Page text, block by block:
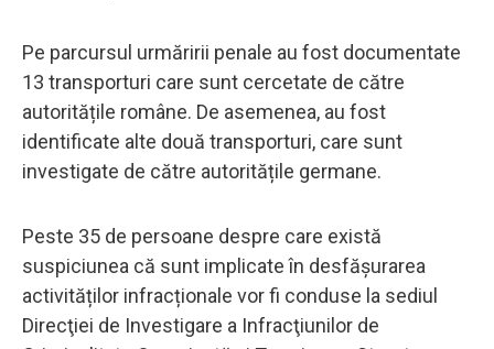
Pe parcursul urmăririi penale au fost documentate
13 transporturi care sunt cercetate de către
autoritățile române. De asemenea, au fost
identificate alte două transporturi, care sunt
investigate de către autoritățile germane.
Peste 35 de persoane despre care există
suspiciunea că sunt implicate în desfășurarea
activităților infracționale vor fi conduse la sediul
Direcţiei de Investigare a Infracţiunilor de